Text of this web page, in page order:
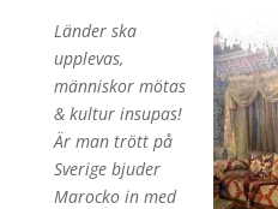
Länder ska
upplevas,
människor mötas
& kultur insupas!
Är man trött på
Sverige bjuder
Marocko in med